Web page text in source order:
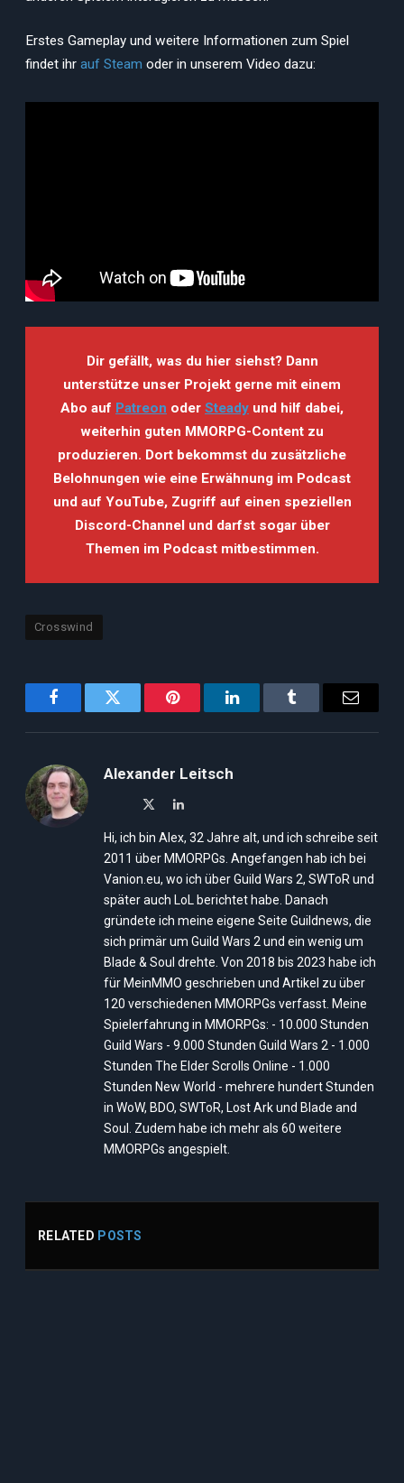
Erstes Gameplay und weitere Informationen zum Spiel
findet ihr auf Steam oder in unserem Video dazu:
Dir gefällt, was du hier siehst? Dann
unterstütze unser Projekt gerne mit einem
Abo auf Patreon oder Steady und hilf dabei,
weiterhin guten MMORPG-Content zu
produzieren. Dort bekommst du zusätzliche
Belohnungen wie eine Erwähnung im Podcast
und auf YouTube, Zugriff auf einen speziellen
Discord-Channel und darfst sogar über
Themen im Podcast mitbestimmen.
Crosswind
FacebookTwitter PinterestLinkedInTumblr Email
Alexander Leitsch
LinkedIn
Hi, ich bin Alex, 32 Jahre alt, und ich schreibe seit
2011 über MMORPGs. Angefangen hab ich bei
Vanion.eu, wo ich über Guild Wars 2, SWToR und
später auch LoL berichtet habe. Danach
gründete ich meine eigene Seite Guildnews, die
sich primär um Guild Wars 2 und ein wenig um
Blade & Soul drehte. Von 2018 bis 2023 habe ich
für MeinMMO geschrieben und Artikel zu über
120 verschiedenen MMORPGs verfasst. Meine
Spielerfahrung in MMORPGs: - 10.000 Stunden
Guild Wars - 9.000 Stunden Guild Wars 2 - 1.000
Stunden The Elder Scrolls Online - 1.000
Stunden New World - mehrere hundert Stunden
in WoW, BDO, SWToR, Lost Ark und Blade and
Soul. Zudem habe ich mehr als 60 weitere
MMORPGs angespielt.
RELATED POSTS